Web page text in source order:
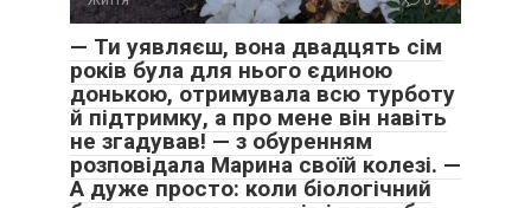
— Ти уявляєш, вона двадцять сім
років була для нього єдиною
донькою, отримувала всю турботу
й підтримку, а про мене він навіть
не згадував! — з обуренням
розповідала Марина своїй колезі. —
А дуже просто: коли біологічний